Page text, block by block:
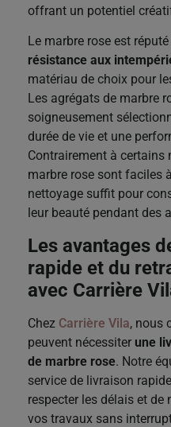
offrant un potentiel
Le marbre rose est
résistance aux
matériau de choix pour
Les agrégats de marbre
soigneusement
durée de vie et une
Contrairement à certains
marbre rose sont faciles
nettoyage suffit pour
leur beauté pendant des
Les avantages
rapide et du
avec Carrière
Chez Carrière Vila, nous
peuvent nécessiter une
de marbre rose. Notre
service de livraison
respecter les délais et
vos travaux sans